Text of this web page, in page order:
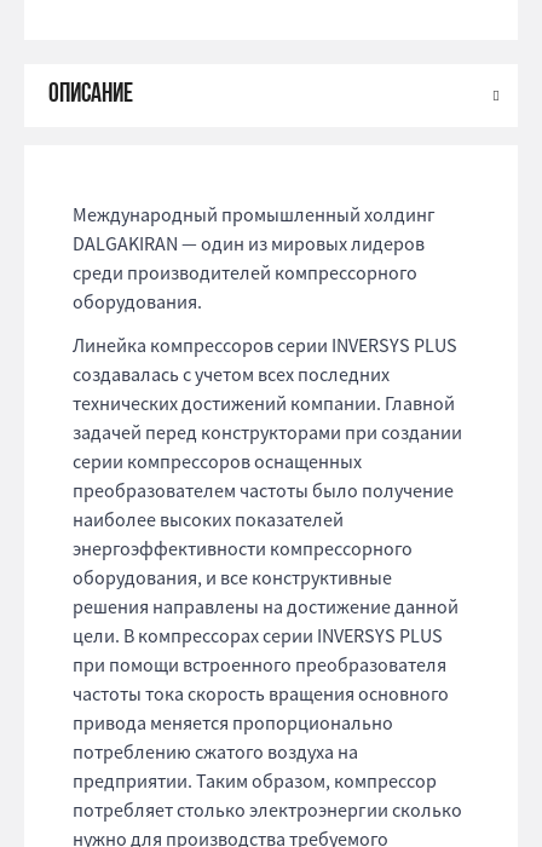
Международный промышленный холдинг
DALGAKIRAN — один из мировых лидеров
среди производителей компрессорного
оборудования.
Линейка компрессоров серии INVERSYS PLUS
создавалась с учетом всех последних
технических достижений компании. Главной
задачей перед конструкторами при создании
серии компрессоров оснащенных
преобразователем частоты было получение
наиболее высоких показателей
энергоэффективности компрессорного
оборудования, и все конструктивные
решения направлены на достижение данной
цели. В компрессорах серии INVERSYS PLUS
при помощи встроенного преобразователя
частоты тока скорость вращения основного
привода меняется пропорционально
потреблению сжатого воздуха на
предприятии. Таким образом, компрессор
потребляет столько электроэнергии сколько
нужно для производства требуемого